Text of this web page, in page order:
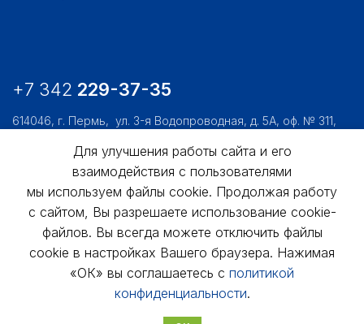
+7 342 229-37-35
614046, г. Пермь, ул. 3-я Водопроводная, д. 5А, оф. № 311,
usk@usk.perm.ru
Обратная связь
© АО «УралСтройКомфорт», 1998 - 2025г.
Для улучшения работы сайта и его
взаимодействия с пользователями
мы используем файлы cookie. Продолжая работу
с сайтом, Вы разрешаете использование cookie-
файлов. Вы всегда можете отключить файлы
cookie в настройках Вашего браузера. Нажимая
«ОК» вы соглашаетесь с политикой
конфиденциальности.